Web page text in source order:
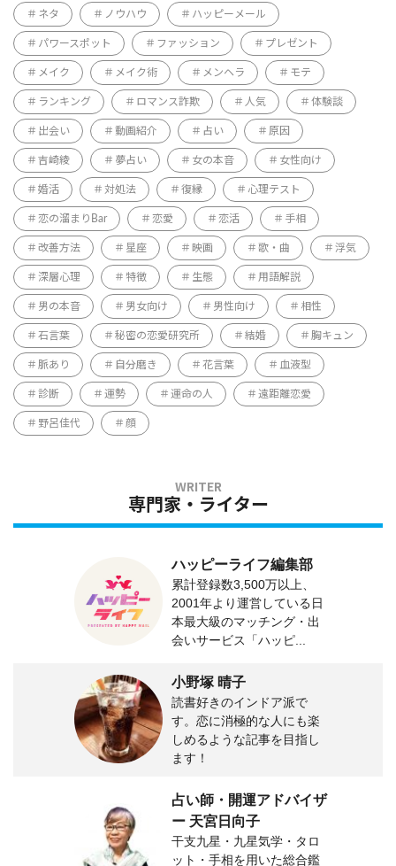
ネタ ノウハウ ハッピーメール
パワースポット ファッション プレゼント
メイク メイク術 メンヘラ モテ
ランキング ロマンス詐欺 人気 体験談
出会い 動画紹介 占い 原因
吉崎綾 夢占い 女の本音 女性向け
婚活 対処法 復縁 心理テスト
恋の溜まりBar 恋愛 恋活 手相
改善方法 星座 映画 歌・曲 浮気
深層心理 特徴 生態 用語解説
男の本音 男女向け 男性向け 相性
石言葉 秘密の恋愛研究所 結婚 胸キュン
脈あり 自分磨き 花言葉 血液型
診断 運勢 運命の人 遠距離恋愛
野呂佳代 顔
専門家・ライター
ハッピーライフ編集部
累計登録数3,500万以上、
2001年より運営している日
本最大級のマッチング・出
会いサービス「ハッピ...
小野塚 晴子
読書好きのインドア派で
す。恋に消極的な人にも楽
しめるような記事を目指し
ます！
占い師・開運アドバイザ
ー 天宮日向子
干支九星・九星気学・タロ
ット・手相を用いた総合鑑